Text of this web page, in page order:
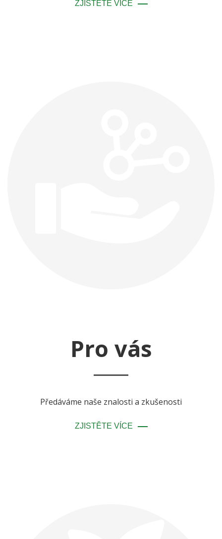
ZJISTĚTE VÍCE
Pro vás
Předáváme naše znalosti a zkušenosti
ZJISTĚTE VÍCE